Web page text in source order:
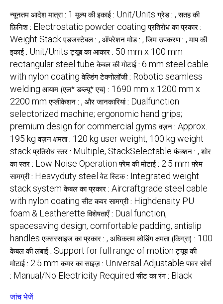
न्यूनतम आदेश मात्रा : 1 मूल्य की इकाई : Unit/Units ग्रेड : , सतह की
फ़िनिश : Electrostatic powder coating प्रतिरोध का प्रकार :
Weight Stack एडजस्टेबल : , ऑपरेशन मोड : , जिम उपकरण : , माप की
इकाई : Unit/Units ट्यूब का आकार : 50 mm x 100 mm
rectangular steel tube केबल की मोटाई : 6 mm steel cable
with nylon coating वेल्डिंग टेक्नोलॉजी : Robotic seamless
welding आयाम (एल* डब्ल्यू* एच) : 1690 mm x 1200 mm x
2200 mm एप्लीकेशन : , और जानकारियां : Dualfunction
selectorized machine; ergonomic hand grips;
premium design for commercial gyms वज़न : Approx.
195 kg वज़न क्षमता : 120 kg user weight, 100 kg weight
stack प्रतिरोध स्तर : Multiple, StackSelectable फंक्शन : , शोर
का स्तर : Low Noise Operation फ़्रेम की मोटाई : 2.5 mm फ़्रेम
सामग्री : Heavyduty steel वेट स्टिक : Integrated weight
stack system केबल का प्रकार : Aircraftgrade steel cable
with nylon coating सीट कवर सामग्री : Highdensity PU
foam & Leatherette विशेषताएँ : Dual function,
spacesaving design, comfortable padding, antislip
handles एक्सरसाइज का प्रकार : , अधिकतम लोडिंग क्षमता (किग्रा) : 100
केबल की लंबाई : Support for full range of motion ट्यूब की
मोटाई : 2.5 mm कमर का साइज़ : Universal Adjustable पावर सोर्स
: Manual/No Electricity Required सीट का रंग : Black
जांच भेजें